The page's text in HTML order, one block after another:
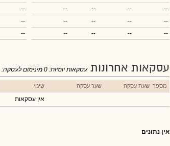
--
--
--
--
--
--
--
--
--
--
--
--
--
--
--
עסקאות אחרונות עסקאות יומיות: 0 מינימום לעסקה:
מספר שעת עסקה שער עסקה שינוי
אין עסקאות
אין נתונים